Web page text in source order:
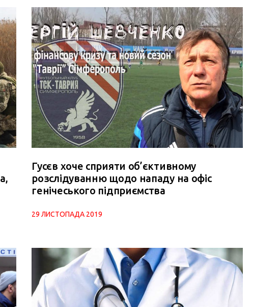
Гусєв хоче сприяти об’єктивному
розслідуванню щодо нападу на офіс
генічеського підприємства
29 ЛИСТОПАДА 2019